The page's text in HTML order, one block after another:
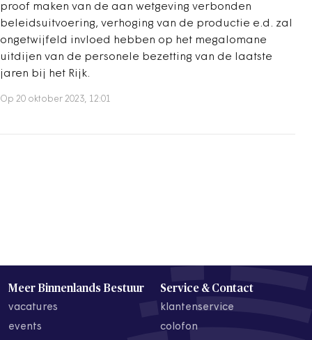
proof maken van de aan wetgeving verbonden
beleidsuitvoering, verhoging van de productie e.d. zal
ongetwijfeld invloed hebben op het megalomane
uitdijen van de personele bezetting van de laatste
jaren bij het Rijk.
Op 20 oktober 2023, 12:01
Meer Binnenlands Bestuur
vacatures
events
Service & Contact
klantenservice
colofon